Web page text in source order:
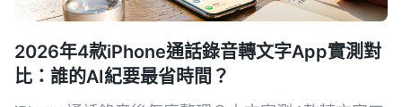
2026年4款iPhone通話錄音轉文字App實測對
比：誰的AI紀要最省時間？